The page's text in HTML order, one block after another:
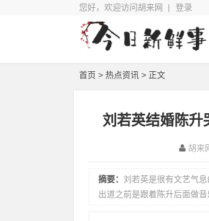
您好，欢迎访问胡来网 | 登录
首页 > 热点资讯 > 正文
刘若英结婚陈升
胡来
摘要： 刘若英是很有文艺气
出道之前是跟着陈升后面做